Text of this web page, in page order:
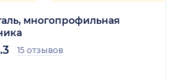
многопрофильная
15 отзывов